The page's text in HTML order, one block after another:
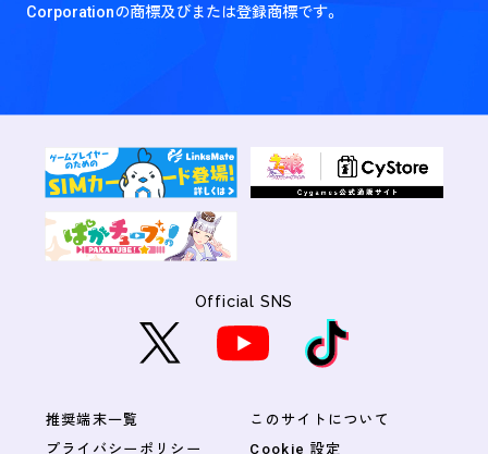
Corporationの商標及びまたは登録商標です。
Official SNS
推奨端末一覧
このサイトについて
プライバシーポリシー
Cookie 設定